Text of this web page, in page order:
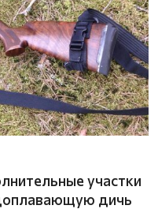
участки
дичь